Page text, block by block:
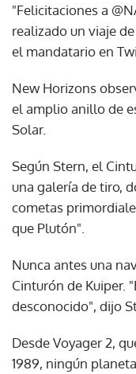
"Felicitaciones a
realizado un viaje
el mandatario en
New Horizons
el amplio anillo de
Solar.
Según Stern, el
una galería de tiro,
cometas
que Plutón".
Nunca antes una
Cinturón de Kuiper.
desconocido", dijo
Desde Voyager 2,
1989, ningún